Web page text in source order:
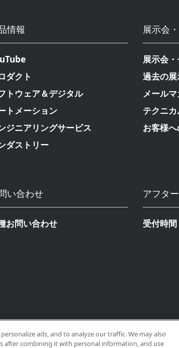
情報
ダクト
トウェア＆デジタル
トメーション
ジニアリングサービス
ダストリー
展示会
展示会
過去の
メール
テクニ
お客様
い合わせ
お問い合わせ
アフタ
受付時
ads, and to analyze our traffic. We may also
combining it with personal information, and use